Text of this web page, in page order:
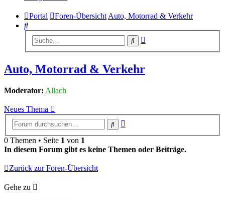
Portal Foren-ÜbersichtAuto, Motorrad & Verkehr
Suche
Suche
Auto, Motorrad & Verkehr
Moderator: Allach
Neues Thema
Suche
0 Themen • Seite 1 von 1
In diesem Forum gibt es keine Themen oder Beiträge.
Zurück zur Foren-Übersicht
Gehe zu